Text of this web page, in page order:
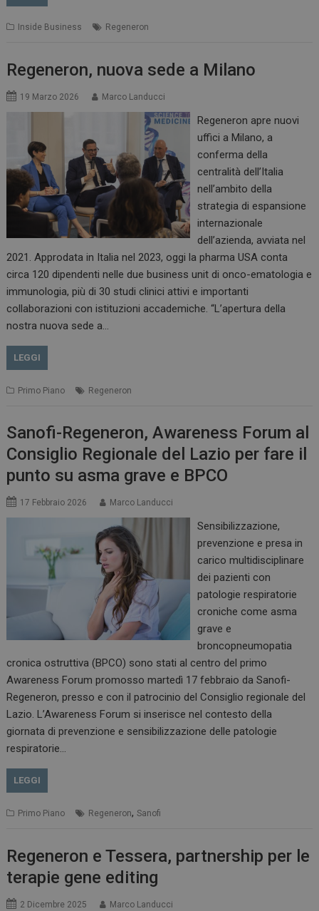
Inside Business Regeneron
Regeneron, nuova sede a Milano
19 Marzo 2026 Marco Landucci
Regeneron apre nuovi
uffici a Milano, a
conferma della
centralità dell’Italia
nell’ambito della
strategia di espansione
internazionale
dell’azienda, avviata nel
2021. Approdata in Italia nel 2023, oggi la pharma USA conta
circa 120 dipendenti nelle due business unit di onco-ematologia e
immunologia, più di 30 studi clinici attivi e importanti
collaborazioni con istituzioni accademiche. “L’apertura della
nostra nuova sede a…
LEGGI
Primo Piano Regeneron
Sanofi-Regeneron, Awareness Forum al
Consiglio Regionale del Lazio per fare il
punto su asma grave e BPCO
17 Febbraio 2026 Marco Landucci
Sensibilizzazione,
prevenzione e presa in
carico multidisciplinare
dei pazienti con
patologie respiratorie
croniche come asma
grave e
broncopneumopatia
cronica ostruttiva (BPCO) sono stati al centro del primo
Awareness Forum promosso martedì 17 febbraio da Sanofi-
Regeneron, presso e con il patrocinio del Consiglio regionale del
Lazio. L’Awareness Forum si inserisce nel contesto della
giornata di prevenzione e sensibilizzazione delle patologie
respiratorie…
LEGGI
Primo Piano Regeneron,Sanofi
Regeneron e Tessera, partnership per le
terapie gene editing
2 Dicembre 2025 Marco Landucci